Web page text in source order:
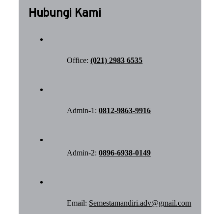
Hubungi Kami
Office:(021) 2983 6535
Admin-1:0812-9863-9916
Admin-2:0896-6938-0149
Email: Semestamandiri.adv@gmail.com